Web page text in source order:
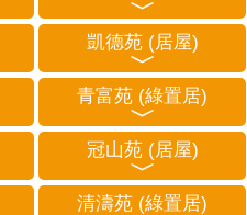
凱德苑 (居屋)
青富苑 (綠置居)
冠山苑 (居屋)
清濤苑 (綠置居)